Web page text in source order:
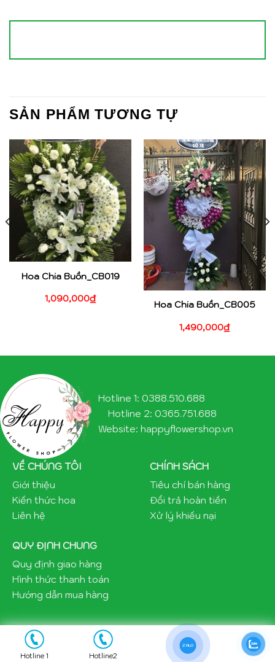
SẢN PHẨM TƯƠNG TỰ
Hoa Chia Buồn_CB019
1,090,000₫
Hoa Chia Buồn_CB005
1,490,000₫
Hotline 1: 0388.510.688
Hotline 2: 0365.751.688
Website: happyflowershop.vn
VỀ CHÚNG TÔI
Giới thiệu
Kiến thức hoa
Liên hệ
CHÍNH SÁCH
Tiêu chí bán hàng
Đổi trả hoàn tiền
Xử lý khiếu nại
QUY ĐỊNH CHUNG
Quy định giao hàng
Hình thức thanh toán
Hướng dẫn mua hàng
Copyright 2021 ©happyflowershop.vn
Hotline 1 Hotline2
ZALO